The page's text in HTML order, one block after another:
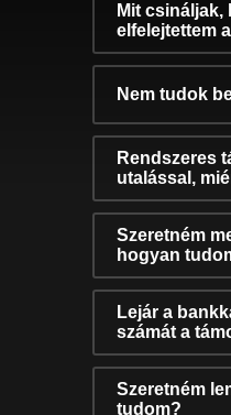
Mit csináljak,
elfelejtettem
Nem tudok
Rendszeres
utalással,
Szeretném
hogyan
Lejár a
számát a
Szeretném
tudom?